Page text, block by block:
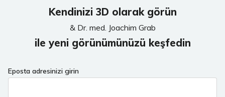
Kendinizi 3D olarak görün
& Dr. med. Joachim Grab
ile yeni görünümünüzü keşfedin
If
Eposta adresinizi girin